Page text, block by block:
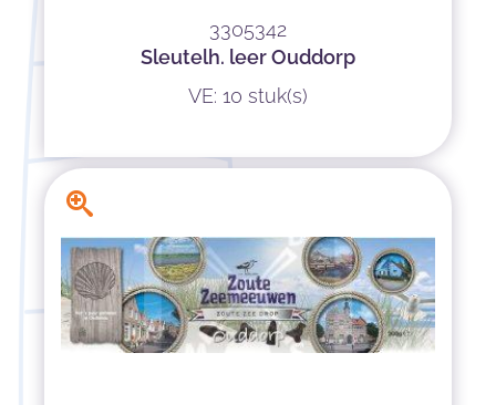
3305342
Sleutelh. leer Ouddorp
VE: 10 stuk(s)